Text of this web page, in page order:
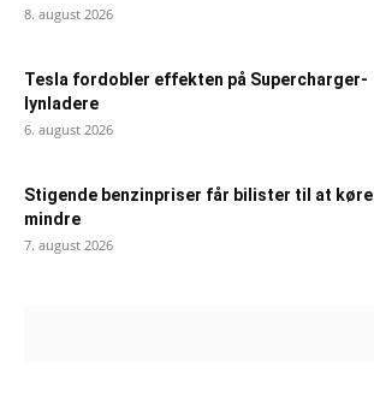
8. august 2026
Tesla fordobler effekten på Supercharger-
lynladere
6. august 2026
Stigende benzinpriser får bilister til at køre
mindre
7. august 2026